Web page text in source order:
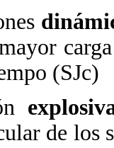
(SJc)
de los